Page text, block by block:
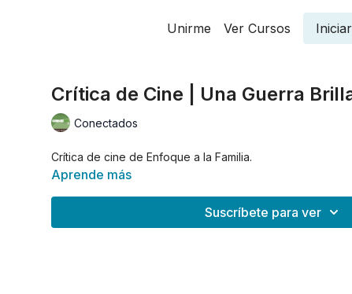
Unirme Ver Cursos
Crítica de Cine | Una Guerra
Conectados
Crítica de cine de Enfoque a la Familia.
Aprende más
Suscríbete para ver